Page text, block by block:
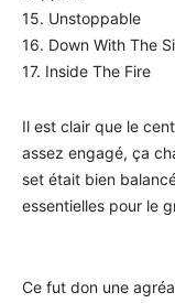
15. Unstoppable
16. Down With The
17. Inside The Fire
Il est clair que le
assez engagé, ça
set était bien
essentielles pour le
Ce fut don une